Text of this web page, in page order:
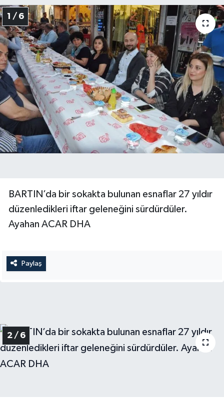
1 / 6
BARTIN’da bir sokakta bulunan esnaflar 27 yıldır
düzenledikleri iftar geleneğini sürdürdüler.
Ayahan ACAR DHA
Paylaş
2 / 6
Spor
Tarım
Turizm
Yaşam
Yerel Yönetimler
DÜNYA